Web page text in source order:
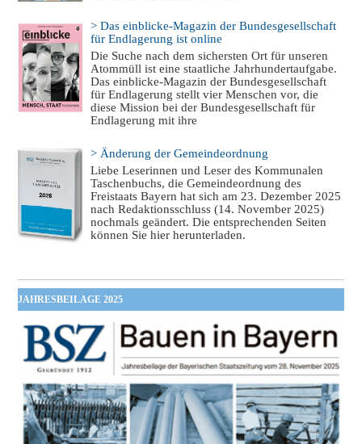
> Das einblicke-Magazin der Bundesgesellschaft
für Endlagerung ist online
Die Suche nach dem sichersten Ort für unseren
Atommüll ist eine staatliche Jahrhundertaufgabe.
Das einblicke-Magazin der Bundesgesellschaft
für Endlagerung stellt vier Menschen vor, die
diese Mission bei der Bundesgesellschaft für
Endlagerung mit ihre
> Änderung der Gemeindeordnung
Liebe Leserinnen und Leser des Kommunalen
Taschenbuchs, die Gemeindeordnung des
Freistaats Bayern hat sich am 23. Dezember 2025
nach Redaktionsschluss (14. November 2025)
nochmals geändert. Die entsprechenden Seiten
können Sie hier herunterladen.
JAHRESBEILAGE 2025